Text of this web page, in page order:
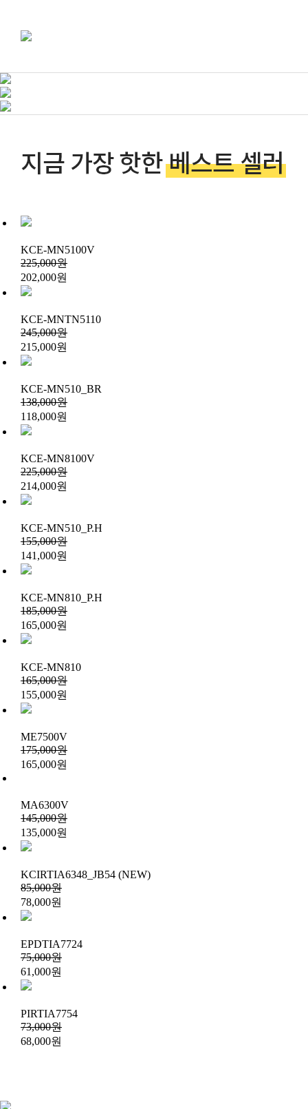
KCE-MN5100V
225,000원
202,000원
KCE-MNTN5110
245,000원
215,000원
KCE-MN510_BR
138,000원
118,000원
KCE-MN8100V
225,000원
214,000원
KCE-MN510_P.H
155,000원
141,000원
KCE-MN810_P.H
185,000원
165,000원
KCE-MN810
165,000원
155,000원
ME7500V
175,000원
165,000원
MA6300V
145,000원
135,000원
KCIRTIA6348_JB54 (NEW)
85,000원
78,000원
EPDTIA7724
75,000원
61,000원
PIRTIA7754
73,000원
68,000원